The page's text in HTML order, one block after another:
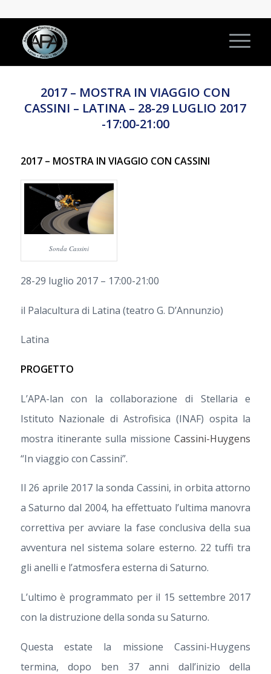
2017 – MOSTRA IN VIAGGIO CON
CASSINI – LATINA – 28-29 LUGLIO 2017
-17:00-21:00
2017 – MOSTRA IN VIAGGIO CON CASSINI
Sonda Cassini
28-29 luglio 2017 – 17:00-21:00
il Palacultura di Latina (teatro G. D’Annunzio)
Latina
PROGETTO
L’APA-lan con la collaborazione di Stellaria e
Istituto Nazionale di Astrofisica (INAF) ospita la
mostra itinerante sulla missioneCassini-Huygens
“In viaggio con Cassini”.
Il 26 aprile 2017 la sonda Cassini, in orbita attorno
a Saturno dal 2004, ha effettuato l’ultima manovra
correttiva per avviare la fase conclusiva della sua
avventura nel sistema solare esterno. 22 tuffi tra
gli anelli e l’atmosfera esterna di Saturno.
L’ultimo è programmato per il 15 settembre 2017
con la distruzione della sonda su Saturno.
Questa estate la missione Cassini-Huygens
termina, dopo ben 37 anni dall’inizio della